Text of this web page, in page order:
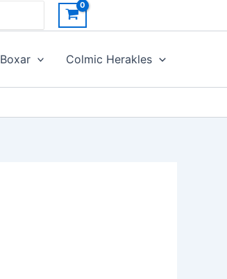
Boxar Colmic Herakles